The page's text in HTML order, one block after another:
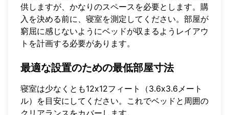
供しますが、かなりのスペースを必要とします。購
入を決める前に、寝室を測定してください。部屋が
窮屈に感じないようにベッドが収まるようレイアウ
トを計画する必要があります。
最適な設置のための最低部屋寸法
寝室は少なくとも12x12フィート（3.6x3.6メート
ル）を目安にしてください。これでベッドと周囲の
クリアランスをカバーします。